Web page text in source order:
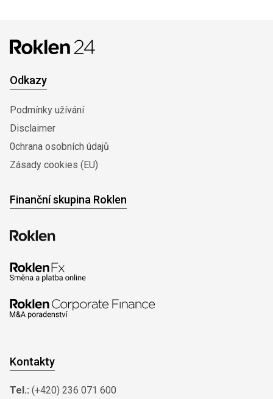
Odkazy
Podmínky užívání
Disclaimer
0chrana osobních údajů
Zásady cookies (EU)
Finanční skupina Roklen
Kontakty
Tel.: (+420) 236 071 600